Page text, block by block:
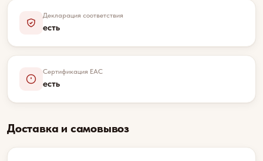
Декларация соответствия
есть
Сертификация EAC
есть
Доставка и самовывоз